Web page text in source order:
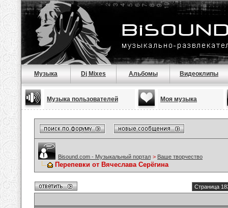
Музыка Dj Mixes Альбомы Видеоклипы
Музыка пользователей Моя музыка
Bisound.com - Музыкальный портал > Ваше творчество
Перепевки от Вячеслава Серёгина
Страница